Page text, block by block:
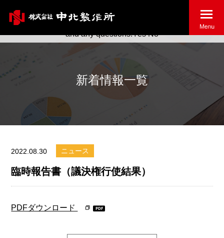
新着情報一覧
2022.08.30 ニュース
臨時報告書（議決権行使結果）
PDFダウンロード
May we use cookies to track your activities? We take your
privacy very seriously. Please see our privacy policy for details
and any questions.Yes No